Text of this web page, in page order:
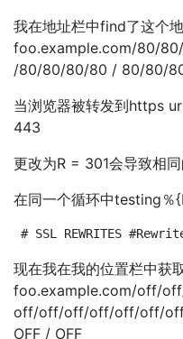
我在地址栏中find了这个
foo.example.com/80/
/80/80/80/80 / 80/80/
当浏览器被转发到https
443
更改为R = 301会导致相同
在同一个循环中testing％
# SSL REWRITES
现在我在我的位置栏中获
foo.example.com/off/
off/off/off/off/off/off/
OFF / OFF